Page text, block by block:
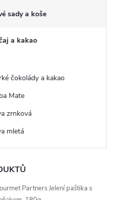
sady a koše
a kakao
čokolády a kakao
Mate
zrnková
mletá
Partners Jelení paštika s